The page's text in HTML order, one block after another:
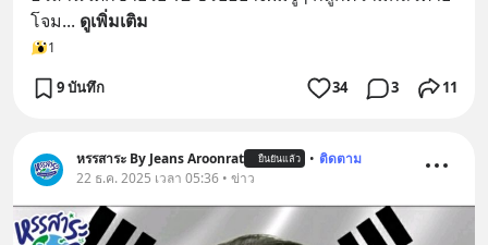
โจม... ดูเพิ่มเติม
1
9 บันทึก 34 3 11
หรรสาระ By Jeans Aroonrat ยืนยันแล้ว • ติดตาม
22 ธ.ค. 2025 เวลา 05:36 • ข่าว